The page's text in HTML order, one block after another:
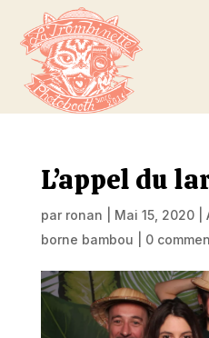
L’appel du
par ronan Mai 15, 2020|
borne bambou
0